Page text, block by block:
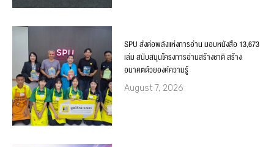
SPU ส่งต่อพลังแห่งการอ่าน มอบหนังสือ 13,673
เล่ม สนับสนุนโครงการอ่านสร้างชาติ สร้าง
อนาคตด้วยองค์ความรู้
August 7, 2026